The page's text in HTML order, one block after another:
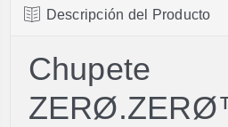
Descripción del Producto
Chupete